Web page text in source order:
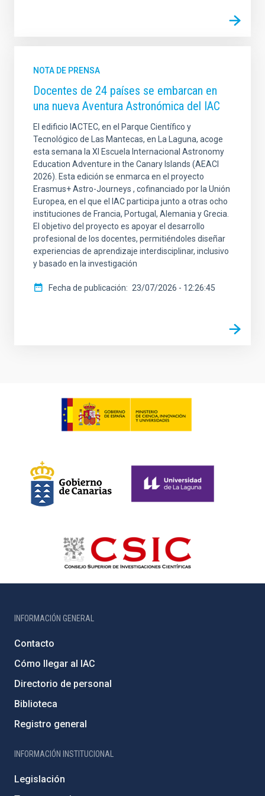
NOTA DE PRENSA
Docentes de 24 países se embarcan en
una nueva Aventura Astronómica del IAC
El edificio IACTEC, en el Parque Científico y
Tecnológico de Las Mantecas, en La Laguna, acoge
esta semana la XI Escuela Internacional Astronomy
Education Adventure in the Canary Islands (AEACI
2026). Esta edición se enmarca en el proyecto
Erasmus+ Astro-Journeys , cofinanciado por la Unión
Europea, en el que el IAC participa junto a otras ocho
instituciones de Francia, Portugal, Alemania y Grecia.
El objetivo del proyecto es apoyar el desarrollo
profesional de los docentes, permitiéndoles diseñar
experiencias de aprendizaje interdisciplinar, inclusivo
y basado en la investigación
Fecha de publicación 23/07/2026 - 12:26:45
INFORMACIÓN GENERAL
Contacto
Cómo llegar al IAC
Directorio de personal
Biblioteca
Registro general
INFORMACIÓN INSTITUCIONAL
Legislación